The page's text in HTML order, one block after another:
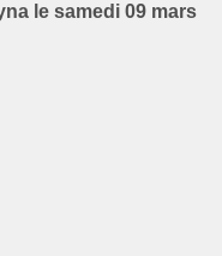
le samedi 09 mars